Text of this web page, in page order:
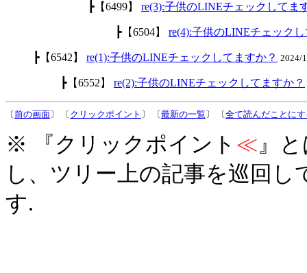
┣【6499】 re(3):子供のLINEチェックしてま
┣【6504】 re(4):子供のLINEチェック
┣【6542】 re(1):子供のLINEチェックしてますか？ 2024/
┣【6552】 re(2):子供のLINEチェックしてますか？
〔前の画面〕 〔 クリックポイント 〕 〔最新の一覧 〕 〔全て読んだことに
※ 『クリックポイント ≪』
し、ツリー上の記事を巡回
す.